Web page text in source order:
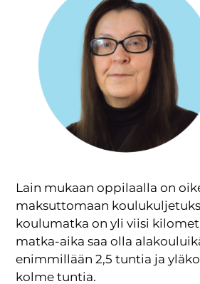
Lain mukaan oppilaalla on
maksuttomaan
koulumatka on yli viisi
matka-aika saa olla
enimmillään 2,5 tuntia ja
kolme tuntia.